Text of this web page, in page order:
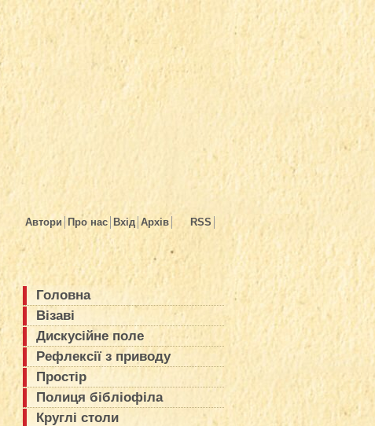
Автори Про нас Вхід Архів RSS
Головна
Візаві
Дискусійне поле
Рефлексії з приводу
Простір
Полиця бібліофіла
Круглі столи